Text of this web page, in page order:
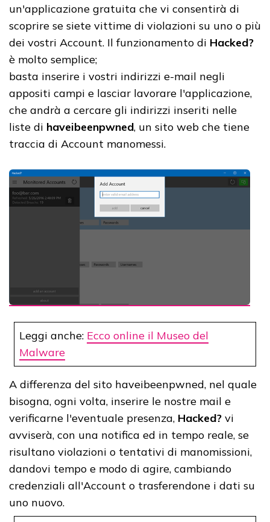
un'applicazione gratuita che vi consentirà di
scoprire se siete vittime di violazioni su uno o più
dei vostri Account. Il funzionamento di Hacked?
è molto semplice;
basta inserire i vostri indirizzi e-mail negli
appositi campi e lasciar lavorare l'applicazione,
che andrà a cercare gli indirizzi inseriti nelle
liste di haveibeenpwned, un sito web che tiene
traccia di Account manomessi.
Leggi anche: Ecco online il Museo del
Malware
A differenza del sito haveibeenpwned, nel quale
bisogna, ogni volta, inserire le nostre mail e
verificarne l'eventuale presenza, Hacked? vi
avviserà, con una notifica ed in tempo reale, se
risultano violazioni o tentativi di manomissioni,
dandovi tempo e modo di agire, cambiando
credenziali all'Account o trasferendone i dati su
uno nuovo.